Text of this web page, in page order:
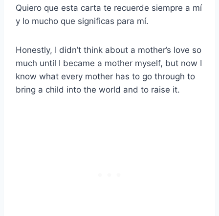
Quiero que esta carta te recuerde siempre a mí
y lo mucho que significas para mí.
Honestly, I didn’t think about a mother’s love so
much until I became a mother myself, but now I
know what every mother has to go through to
bring a child into the world and to raise it.